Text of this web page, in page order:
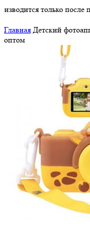
только после
Главная Детский
оптом